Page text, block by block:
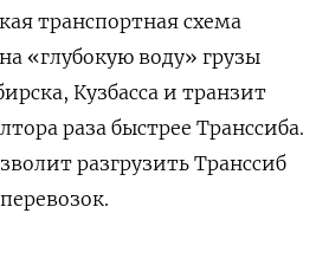
транспортная схема
«глубокую воду» грузы
Кузбасса и транзит
раза быстрее Транссиба.
разгрузить Транссиб